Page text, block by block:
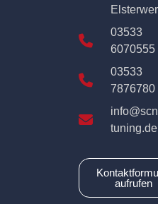
03533
6070555
03533
7876780
tuning.de
aufrufen